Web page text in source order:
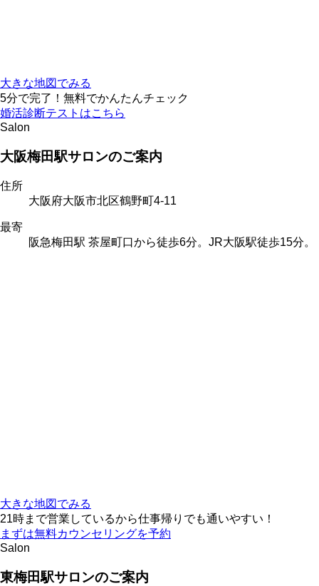
大きな地図でみる
5分で完了！無料でかんたんチェック
婚活診断テストはこちら
Salon
大阪梅田駅サロンのご案内
住所
大阪府大阪市北区鶴野町4-11
最寄
阪急梅田駅 茶屋町口から徒歩6分。JR大阪駅徒歩15分。
大きな地図でみる
21時まで営業しているから仕事帰りでも通いやすい！
まずは無料カウンセリングを予約
Salon
東梅田駅サロンのご案内